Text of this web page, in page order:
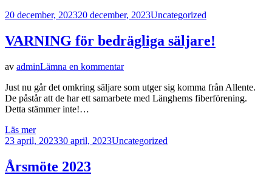
Publicerad
20 december, 202320 december, 2023Uncategorized
VARNING för bedrägliga säljare!
av adminLämna en kommentarpå
för
bedrägliga
Just nu går det omkring säljare som utger sig komma från Allente.
De påstår att de har ett samarbete med Länghems fiberförening.
Detta stämmer inte!…
Läs mer
Publicerad
23 april, 202330 april, 2023Uncategorized
Årsmöte 2023